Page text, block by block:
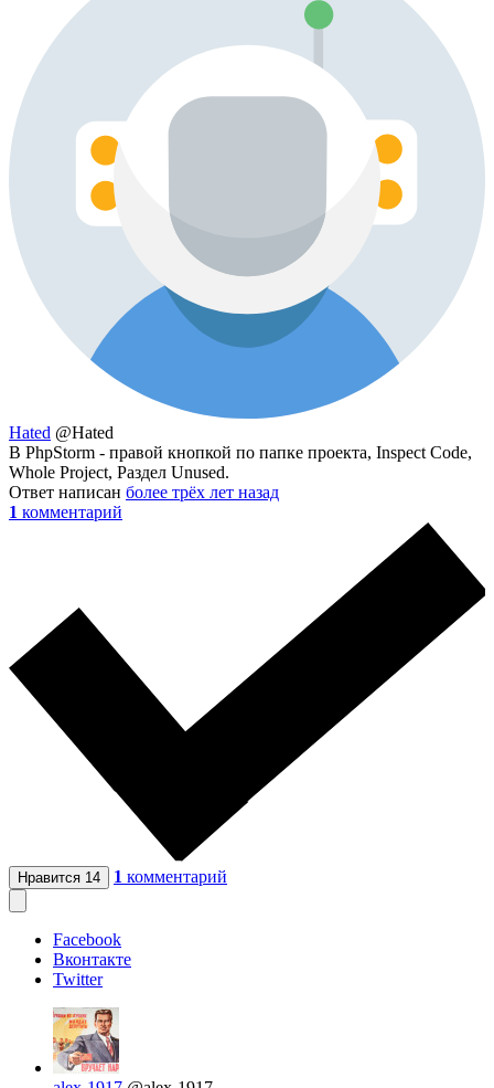
Hated @Hated
В PhpStorm - правой кнопкой по папке проекта, Inspect Code,
Whole Project, Раздел Unused.
Ответ написан более трёх лет назад
1 комментарий
Нравится 14 1 комментарий
Facebook
Вконтакте
Twitter